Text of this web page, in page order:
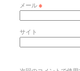
メール※
サイト